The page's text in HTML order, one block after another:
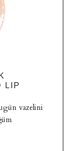
LIP
vazelini